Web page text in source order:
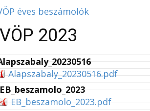
éves beszámolók
VÖP 2023
Alapszabaly_20230516.pdf
EB_beszamolo_2023
EB_beszamolo_2023.pdf